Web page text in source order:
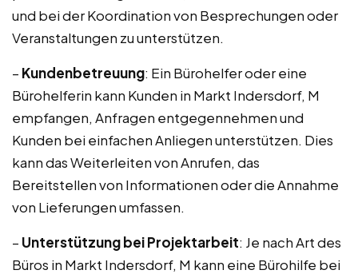
und bei der Koordination von Besprechungen oder
Veranstaltungen zu unterstützen.
– Kundenbetreuung: Ein Bürohelfer oder eine
Bürohelferin kann Kunden in Markt Indersdorf, M
empfangen, Anfragen entgegennehmen und
Kunden bei einfachen Anliegen unterstützen. Dies
kann das Weiterleiten von Anrufen, das
Bereitstellen von Informationen oder die Annahme
von Lieferungen umfassen.
– Unterstützung bei Projektarbeit: Je nach Art des
Büros in Markt Indersdorf, M kann eine Bürohilfe bei